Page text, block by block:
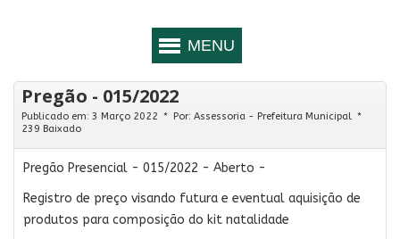
Pregão - 015/2022
Publicado em: 3 Março 2022 Por: Assessoria - Prefeitura Municipal
239 Baixado
Pregão Presencial - 015/2022 - Aberto -
Registro de preço visando futura e eventual aquisição de
produtos para composição do kit natalidade